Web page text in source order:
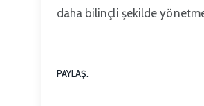
daha bilinçli şekilde
PAYLAŞ.